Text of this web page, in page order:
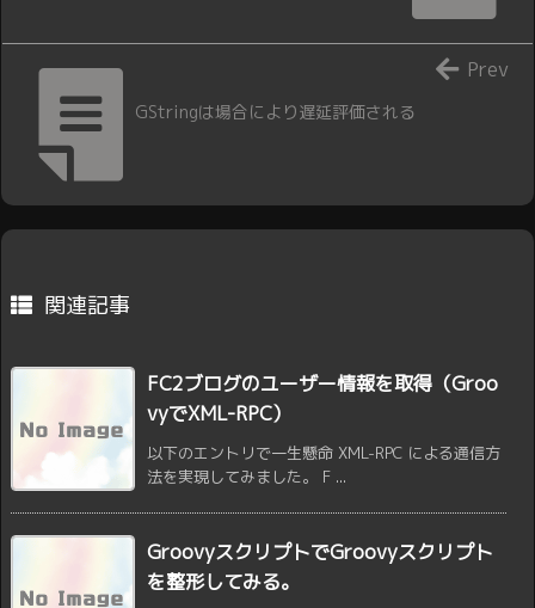
GStringは場合により遅延評価される
Prev
関連記事
FC2ブログのユーザー情報を取得（Groo
vyでXML-RPC）
以下のエントリで一生懸命 XML-RPC による通信方
法を実現してみました。 F ...
GroovyスクリプトでGroovyスクリプト
を整形してみる。